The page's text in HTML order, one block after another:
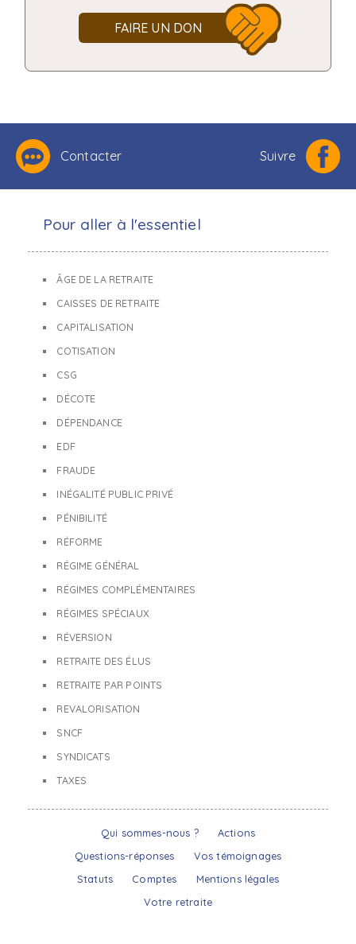
FAIRE UN DON
Contacter Suivre
Pour aller à l'essentiel
ÂGE DE LA RETRAITE
CAISSES DE RETRAITE
CAPITALISATION
COTISATION
CSG
DÉCOTE
DÉPENDANCE
EDF
FRAUDE
INÉGALITÉ PUBLIC PRIVÉ
PÉNIBILITÉ
RÉFORME
RÉGIME GÉNÉRAL
RÉGIMES COMPLÉMENTAIRES
RÉGIMES SPÉCIAUX
RÉVERSION
RETRAITE DES ÉLUS
RETRAITE PAR POINTS
REVALORISATION
SNCF
SYNDICATS
TAXES
Qui sommes-nous ?
Actions
Questions-réponses
Vos témoignages
Statuts
Comptes
Mentions légales
Votre retraite